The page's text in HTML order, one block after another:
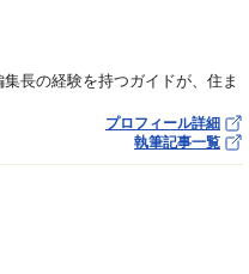
長の経験を持つガイドが、住ま
プロフィール詳細
執筆記事一覧